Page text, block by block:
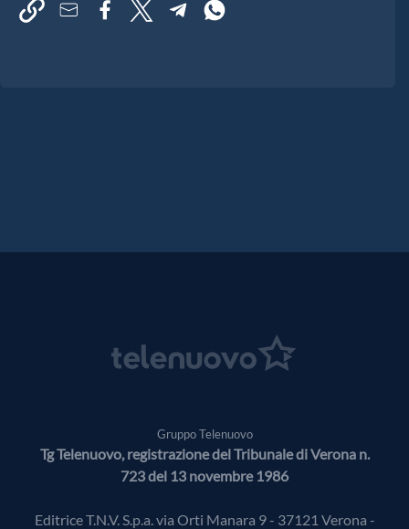
Gruppo Telenuovo
Tg Telenuovo, registrazione del Tribunale di Verona n.
723 del 13 novembre 1986
Editrice T.N.V. S.p.a. via Orti Manara 9 - 37121 Verona -